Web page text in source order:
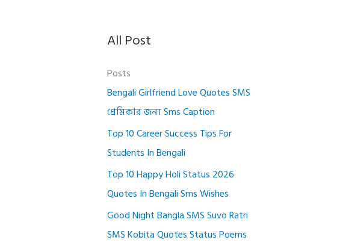
All Post
Posts
Bengali Girlfriend Love Quotes SMS
প্রেমিকার জন্য Sms Caption
Top 10 Career Success Tips For
Students In Bengali
Top 10 Happy Holi Status 2026
Quotes In Bengali Sms Wishes
Good Night Bangla SMS Suvo Ratri
SMS Kobita Quotes Status Poems